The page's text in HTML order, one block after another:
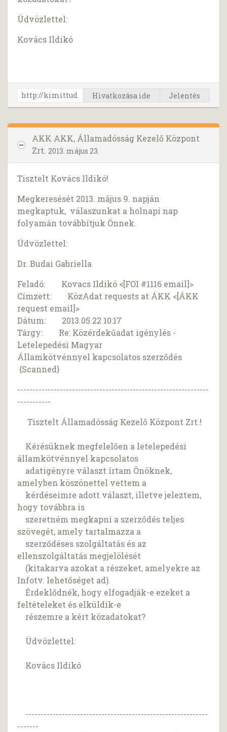
Üdvözlettel:
Kovács Ildikó
Hivatkozása ide Jelentés
AKK AKK, Államadósság Kezelő Központ
Zrt. 2013. május 23.
Tisztelt Kovács Ildikó!
Megkeresését 2013. május 9. napján
megkaptuk, válaszunkat a holnapi nap
folyamán továbbítjuk Önnek.
Üdvözlettel:
Dr. Budai Gabriella
Feladó: Kovacs Ildikó <[FOI #1116 email]>
Címzett: KözAdat requests at ÁKK <[ÁKK
request email]>
Dátum: 2013.05.22 10:17
Tárgy: Re: Közérdekűadat igénylés -
Letelepedési Magyar
Államkötvénnyel kapcsolatos szerződés
{Scanned}
---------------------------------------------------------------
-----------
Tisztelt Államadósság Kezelő Központ Zrt.!
Kérésüknek megfelelően a letelepedési
államkötvénnyel kapcsolatos
adatigényre választ írtam Önöknek,
amelyben köszönettel vettem a
kérdéseimre adott választ, illetve jeleztem,
hogy továbbra is
szeretném megkapni a szerződés teljes
szövegét, amely tartalmazza a
szerződéses szolgáltatás és az
ellenszolgáltatás megjelölését
(kitakarva azokat a részeket, amelyekre az
Infotv. lehetőséget ad).
Érdeklődnék, hogy elfogadják-e ezeket a
feltételeket és elküldik-e
részemre a kért közadatokat?
Üdvözlettel:
Kovács Ildikó
------------------------------------------------------------
-------